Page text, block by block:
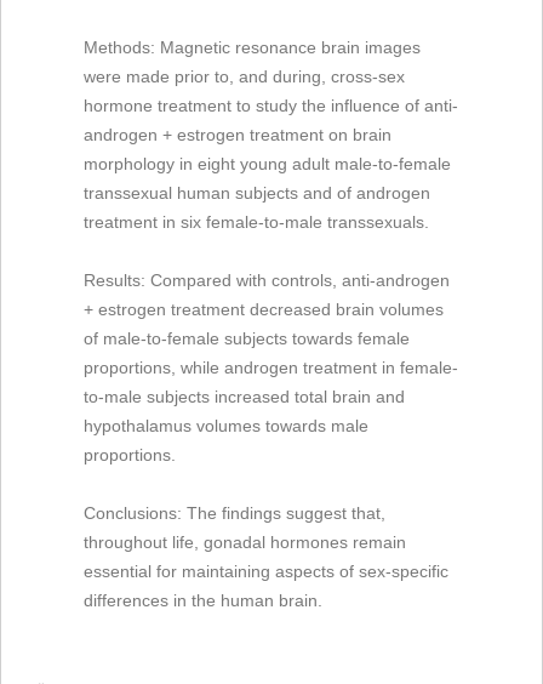
Methods: Magnetic resonance brain images
were made prior to, and during, cross-sex
hormone treatment to study the influence of anti-
androgen + estrogen treatment on brain
morphology in eight young adult male-to-female
transsexual human subjects and of androgen
treatment in six female-to-male transsexuals.
Results: Compared with controls, anti-androgen
+ estrogen treatment decreased brain volumes
of male-to-female subjects towards female
proportions, while androgen treatment in female-
to-male subjects increased total brain and
hypothalamus volumes towards male
proportions.
Conclusions: The findings suggest that,
throughout life, gonadal hormones remain
essential for maintaining aspects of sex-specific
differences in the human brain.